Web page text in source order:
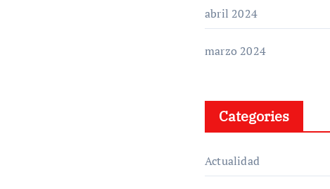
abril 2024
marzo 2024
Categories
Actualidad